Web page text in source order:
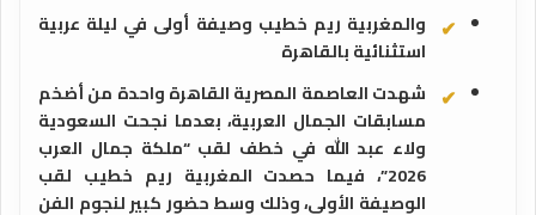
والمغربية ريم خطيب وصيفة أولى في ليلة عربية
استثنائية بالقاهرة
شهدت العاصمة المصرية القاهرة واحدة من أضخم
مسابقات الجمال العربية، بعدما نجحت السعودية
ولاء عبد الله في خطف لقب “ملكة جمال العرب
2026”، فيما حصدت المغربية ريم خطيب لقب
الوصيفة الأولى، وذلك وسط حضور كبير لنجوم الفن